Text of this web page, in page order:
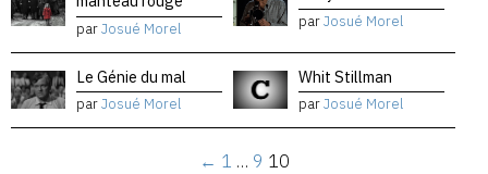
parJosué Morel parJosué Morel
Le Génie du mal
parJosué Morel
Whit Stillman
parJosué Morel
← 1 … 9 10